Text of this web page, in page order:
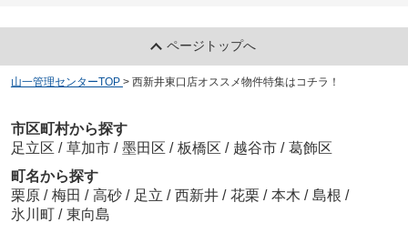
ページトップへ
山一管理センターTOP > 西新井東口店オススメ物件特集はコチラ！
市区町村から探す
足立区 / 草加市 / 墨田区 / 板橋区 / 越谷市 / 葛飾区
町名から探す
栗原 / 梅田 / 高砂 / 足立 / 西新井 / 花栗 / 本木 / 島根 /
氷川町 / 東向島